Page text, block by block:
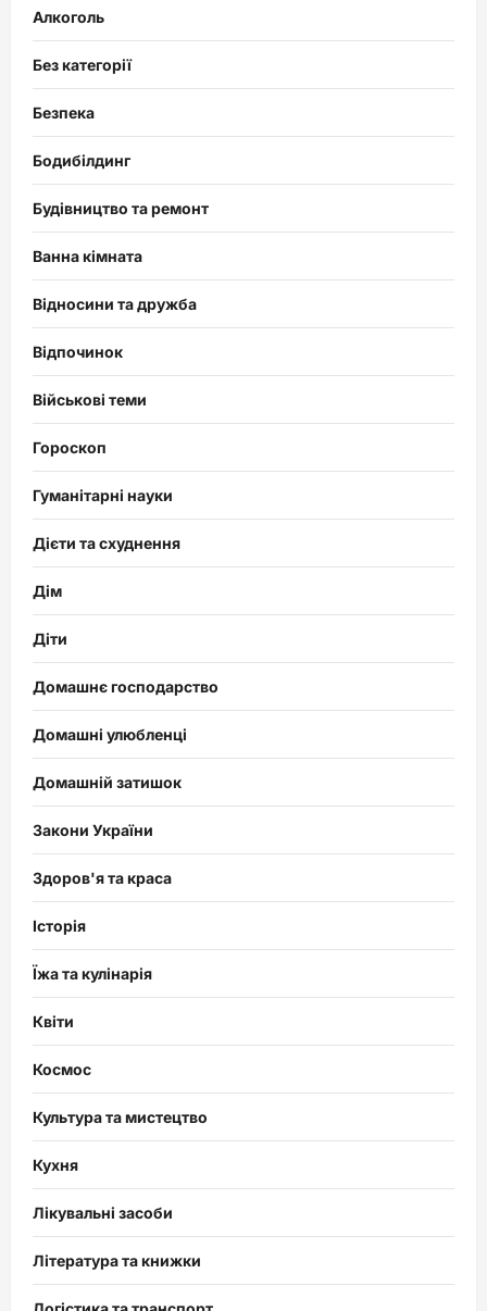
Алкоголь
Без категорії
Безпека
Бодибілдинг
Будівництво та ремонт
Ванна кімната
Відносини та дружба
Відпочинок
Військові теми
Гороскоп
Гуманітарні науки
Дієти та схуднення
Дім
Діти
Домашнє господарство
Домашні улюбленці
Домашній затишок
Закони України
Здоров'я та краса
Історія
Їжа та кулінарія
Квіти
Космос
Культура та мистецтво
Кухня
Лікувальні засоби
Література та книжки